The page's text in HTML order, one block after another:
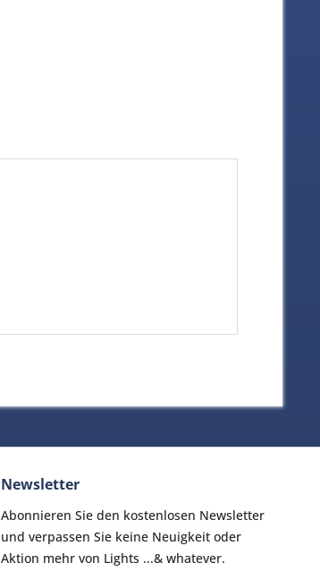
Newsletter
Abonnieren Sie den kostenlosen Newsletter
und verpassen Sie keine Neuigkeit oder
Aktion mehr von Lights ...& whatever.